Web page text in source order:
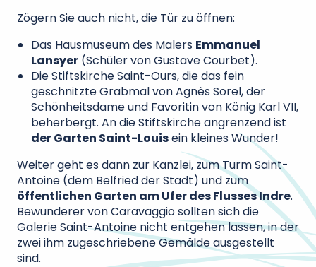
Zögern Sie auch nicht, die Tür zu öffnen:
Das Hausmuseum des Malers Emmanuel
Lansyer (Schüler von Gustave Courbet).
Die Stiftskirche Saint-Ours, die das fein
geschnitzte Grabmal von Agnès Sorel, der
Schönheitsdame und Favoritin von König Karl VII,
beherbergt. An die Stiftskirche angrenzend ist
der Garten Saint-Louisein kleines Wunder!
Weiter geht es dann zur Kanzlei, zum Turm Saint-
Antoine (dem Belfried der Stadt) und zum
öffentlichen Garten am Ufer des Flusses Indre.
Bewunderer von Caravaggio sollten sich die
Galerie Saint-Antoine nicht entgehen lassen, in der
zwei ihm zugeschriebene Gemälde ausgestellt
sind.